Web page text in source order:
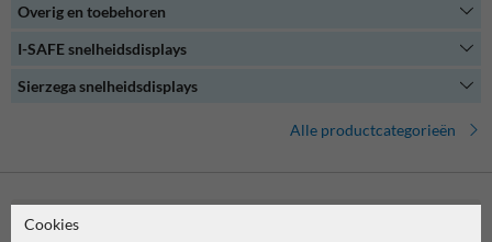
Onze snelheidsdisplays zijn gemakkelijk te bedienen en bieden een
een verkeerskundige bent of gewoon geïnteresseerd bent in het
snelheidsdisplay biedt de oplossing.
Overig en toebehoren
I-SAFE snelheidsdisplays
Sierzega snelheidsdisplays
Alle productcategorieën
Neem contact met ons op
Cookies